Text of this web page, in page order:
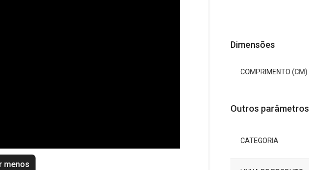
menos
Dimensões
COMPRIMENTO (CM)
Outros parâmetros
CATEGORIA